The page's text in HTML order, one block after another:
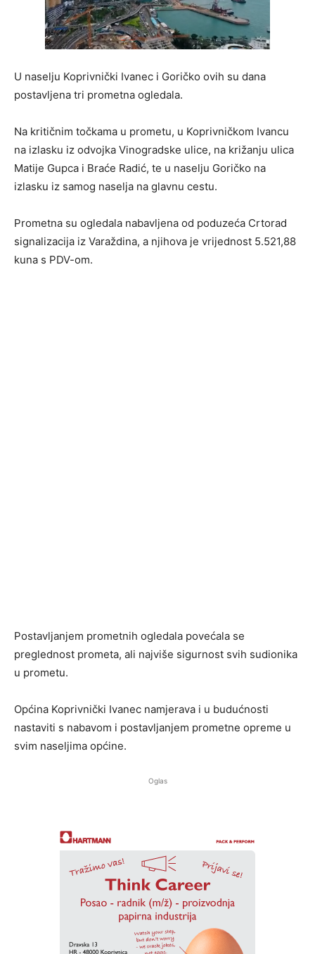
U naselju Koprivnički Ivanec i Goričko ovih su dana
postavljena tri prometna ogledala.
Na kritičnim točkama u prometu, u Koprivničkom Ivancu
na izlasku iz odvojka Vinogradske ulice, na križanju ulica
Matije Gupca i Braće Radić, te u naselju Goričko na
izlasku iz samog naselja na glavnu cestu.
Prometna su ogledala nabavljena od poduzeća Crtorad
signalizacija iz Varaždina, a njihova je vrijednost 5.521,88
kuna s PDV-om.
Postavljanjem prometnih ogledala povećala se
preglednost prometa, ali najviše sigurnost svih sudionika
u prometu.
Općina Koprivnički Ivanec namjerava i u budućnosti
nastaviti s nabavom i postavljanjem prometne opreme u
svim naseljima općine.
Oglas